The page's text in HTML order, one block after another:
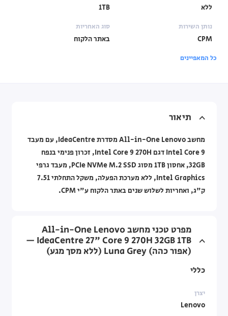
ללא 1TB
נותן השירות
CPM
סוג האחריות
באתר הלקוח
כל המאפיינים
תיאור
מחשב All-in-One Lenovo מסדרת IdeaCentre, עם מעבד
Intel Core 9 דגם Intel Core 9 270H, זכרון פנימי בנפח
32GB, אחסון 1TB מסוג PCIe NVMe M.2 SSD, מעבד גרפי
Intel Graphics, ללא מערכת הפעלה, משקל התחלתי 7.51
ק"ג, ואחריות לשלוש שנים באתר הלקוח ע"י CPM.
מפרט טכני מחשב All-in-One Lenovo
IdeaCentre 27" Core 9 270H 32GB 1TB —
(אפור כהה) Luna Grey (ללא מסך מגע)
כללי
יצרן
Lenovo